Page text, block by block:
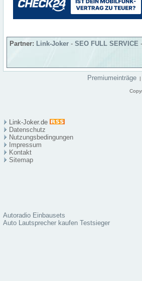
Partner: Link-Joker - SEO FULL SERVICE -
Premiumeinträge |
Link-Joker.de
Datenschutz
Nutzungsbedingungen
Impressum
Kontakt
Sitemap
Autoradio Einbausets
Auto Lautsprecher kaufen Testsieger